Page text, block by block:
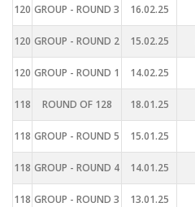
120 GROUP - ROUND 3 16.02.25
120 GROUP - ROUND 2 15.02.25
120 GROUP - ROUND 1 14.02.25
118 ROUND OF 128 18.01.25
118 GROUP - ROUND 5 15.01.25
118 GROUP - ROUND 4 14.01.25
118 GROUP - ROUND 3 13.01.25